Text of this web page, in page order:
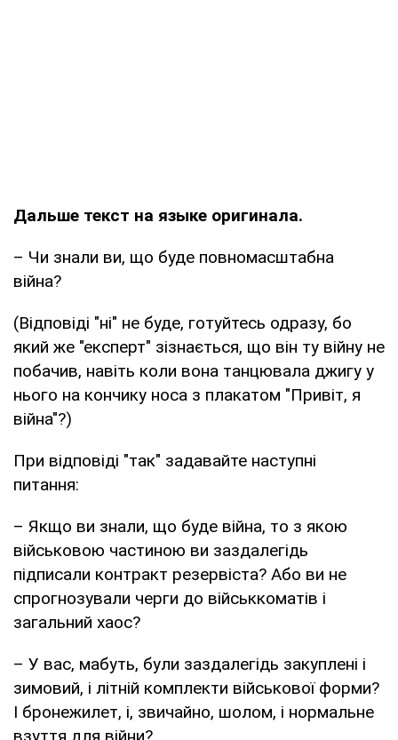
Дальше текст на языке оригинала.
– Чи знали ви, що буде повномасштабна
війна?
(Відповіді "ні" не буде, готуйтесь одразу, бо
який же "експерт" зізнається, що він ту війну не
побачив, навіть коли вона танцювала джигу у
нього на кончику носа з плакатом "Привіт, я
війна"?)
При відповіді "так" задавайте наступні
питання:
– Якщо ви знали, що буде війна, то з якою
військовою частиною ви заздалегідь
підписали контракт резервіста? Або ви не
спрогнозували черги до військкоматів і
загальний хаос?
– У вас, мабуть, були заздалегідь закуплені і
зимовий, і літній комплекти військової форми?
І бронежилет, і, звичайно, шолом, і нормальне
взуття для війни?